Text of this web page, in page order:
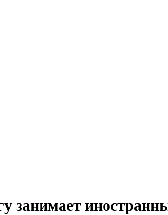
занимает